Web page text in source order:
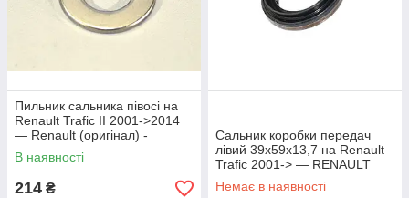
Пильник сальника півосі на
Renault Trafic II 2001->2014
— Renault (оригінал) -
7700852750
В наявності
214 ₴
Сальник коробки передач
лівий 39x59x13,7 на Renault
Trafic 2001-> — RENAULT
(Оригінал) - 383421561R
Немає в наявності